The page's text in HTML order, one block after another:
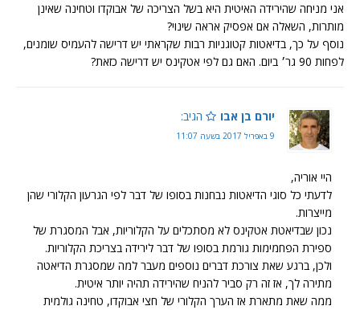
אני מניחה שהירידה האיטית היא בשל הצריכה של אבוקדו וטחינה שאינן
מותרות, השאלה אם אפסיק אראה שינוי?
נוסף על כך, בדיאטות קטוגניות רבות שקראתי יש דרישה להעמיס שומנים,
לפחות 90 גר׳ ביום. האם גם לפי אטקינס יש דרישה כזאת?
יורם בן אבו הגיב:
9 באפריל 2017 בשעה 11:07
היי אוריה,
לדעתי כל סוגי הדיאטות נבחנות בסופו של דבר לפי הגרעון הקלורי שהן
מייצרות.
נכון שבדיאטת אטקינס לא מסתכלים על הקלוריות, אבל המסגרת של
ספירת הפחמימות גורמת בסופו של דבר לירידה בצריכת הקלוריות.
ולכן, ברגע שאת צורכת דברים נוספים מעבר למה שמסגרת הדיאטה
מתירה לך, אז זה רק סביר להניח שהירידה תהיה יותר איטית.
ממה שאת מתארת אז הערך הקלורי של חצי אבוקדו, טחינה גולמית